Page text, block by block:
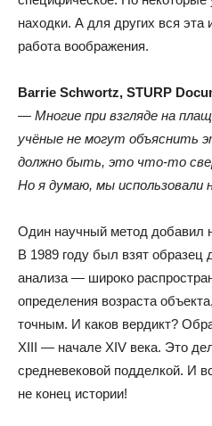
находки. А для других вся
работа воображения.
Barrie Schwortz, STURP
— Многие при взгляде на
учёные не могут объяснить
должно быть, это что-то
Но я думаю, мы использовали
Один научный метод добавил
В 1989 году был взят образец
анализа — широко
определения возраста объекта,
точным. И каков вердикт?
XIII — начале XIV века. Это
средневековой подделкой. И
не конец истории!